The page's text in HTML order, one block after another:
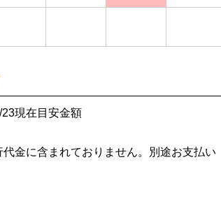
23現在目安金額
金に含まれておりません。別途お支払い